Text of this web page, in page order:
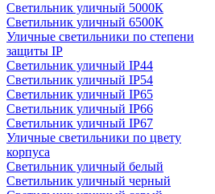
Cветильник уличный 5000К
Cветильник уличный 6500К
Уличные светильники по степени
защиты IP
Светильник уличный IP44
Светильник уличный IP54
Светильник уличный IP65
Светильник уличный IP66
Светильник уличный IP67
Уличные светильники по цвету
корпуса
Светильник уличный белый
Светильник уличный черный